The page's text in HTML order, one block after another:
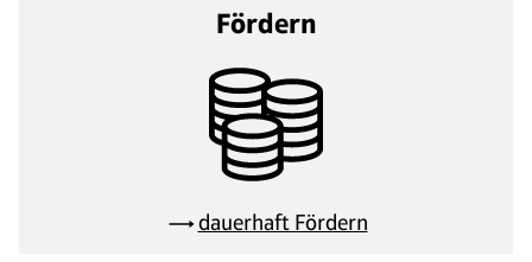
Fördern
dauerhaft Fördern